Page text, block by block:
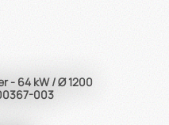
- 64 kW / Ø 1200
003